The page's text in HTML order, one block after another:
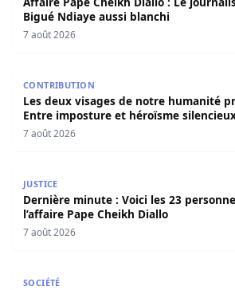
Bigué Ndiaye aussi blanchi
7 août 2026
CONTRIBUTION
Les deux visages de notre humanité
Entre imposture et héroïsme
Seydi)
7 août 2026
JUSTICE
Dernière minute : Voici les 23
l’affaire Pape Cheikh Diallo
7 août 2026
SOCIÉTÉ